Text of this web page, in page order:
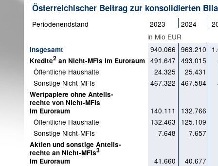
Österreichischer Beitrag zur konsolidierten
Periodenendstand 2023 2024
in Mio EUR
Insgesamt 940.066 963.210
Kredite2 an Nicht-MFIs im Euroraum 491.647 493.015
Öffentliche Haushalte
24.325
25.431
Sonstige Nicht-MFIs
467.322 467.584
Wertpapiere ohne Anteils-
rechte von Nicht-MFIs
im Euroraum
140.111 132.766
Öffentliche Haushalte
132.463 125.109
Sonstige Nicht-MFIs
7.648 7.657
Aktien und sonstige Anteils-
rechte an Nicht-MFIs3
im Euroraum 41.660 40.677